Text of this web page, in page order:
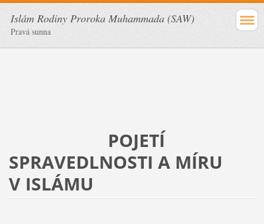
Islám Rodiny Proroka Muhammada (SAW)
Pravá sunna
POJETÍ
SPRAVEDLNOSTI A MÍRU
V ISLÁMU